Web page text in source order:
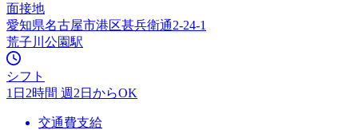
面接地
愛知県名古屋市港区甚兵衛通2-24-1
荒子川公園駅
シフト
1日2時間 週2日からOK
交通費支給